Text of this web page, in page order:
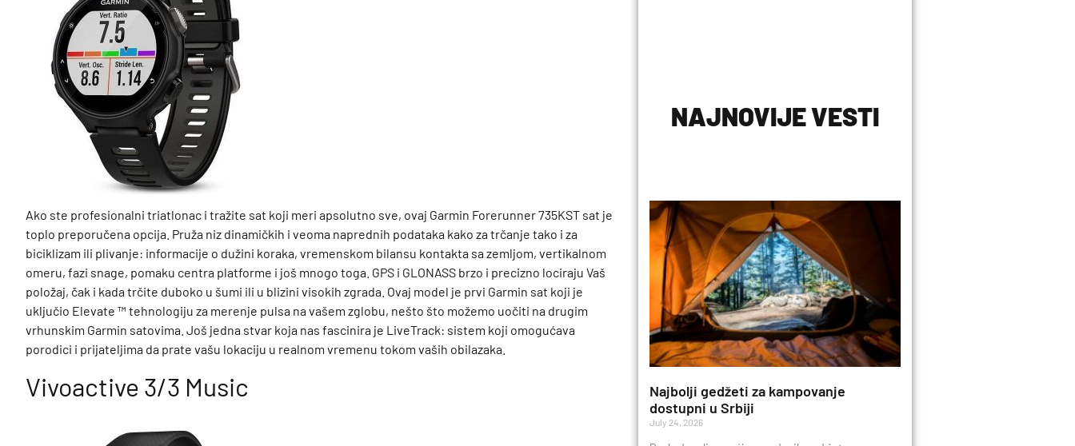
Ako ste profesionalni triatlonac i tražite sat koji meri apsolutno sve, ovaj Garmin Forerunner 735KST sat je
toplo preporučena opcija. Pruža niz dinamičkih i veoma naprednih podataka kako za trčanje tako i za
biciklizam ili plivanje: informacije o dužini koraka, vremenskom bilansu kontakta sa zemljom, vertikalnom
omeru, fazi snage, pomaku centra platforme i još mnogo toga. GPS i GLONASS brzo i precizno lociraju Vaš
položaj, čak i kada trčite duboko u šumi ili u blizini visokih zgrada. Ovaj model je prvi Garmin sat koji je
uključio Elevate ™ tehnologiju za merenje pulsa na vašem zglobu, nešto što možemo uočiti na drugim
vrhunskim Garmin satovima. Još jedna stvar koja nas fascinira je LiveTrack: sistem koji omogućava
porodici i prijateljima da prate vašu lokaciju u realnom vremenu tokom vaših obilazaka.
Vivoactive 3/3 Music
NAJNOVIJE VESTI
Najbolji gedžeti za kampovanje
dostupni u Srbiji
July 24, 2026